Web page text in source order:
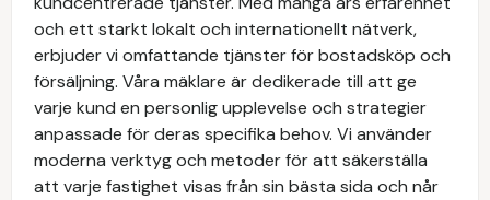
och ett starkt lokalt och internationellt nätverk,
erbjuder vi omfattande tjänster för bostadsköp och
försäljning. Våra mäklare är dedikerade till att ge
varje kund en personlig upplevelse och strategier
anpassade för deras specifika behov. Vi använder
moderna verktyg och metoder för att säkerställa
att varje fastighet visas från sin bästa sida och når